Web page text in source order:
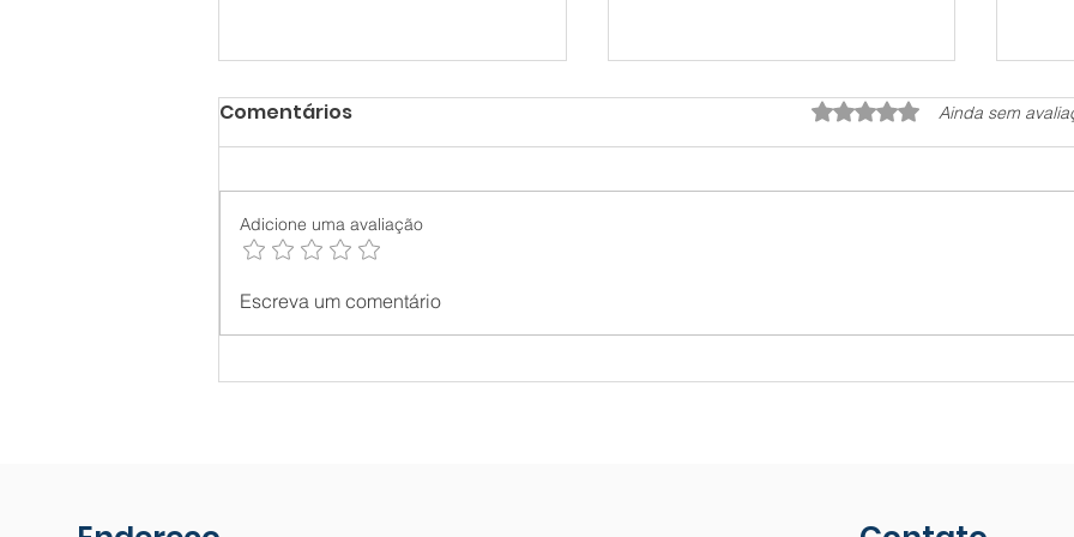
Preciso de autorização
para tirar areia ou
outro minério) no meu
na
Comentários Avaliado com 0 de 5
Ainda sem
Adicione uma avaliação
Escreva um comentário